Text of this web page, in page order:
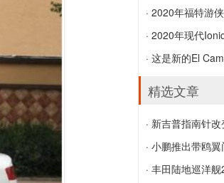
诉201HP RWD动力
法拉利的车标有
· 2020年福特游
马...
2020年福特游侠
比较皮卡
· 2020年现代
2020年现代Ioniq
提升
· 这是新的El
精选文章
· 新吉普指南针改
新吉普指南针改
· 小鹏推出带鸥
小鹏推出带鸥翼
· 丰田陆地巡洋